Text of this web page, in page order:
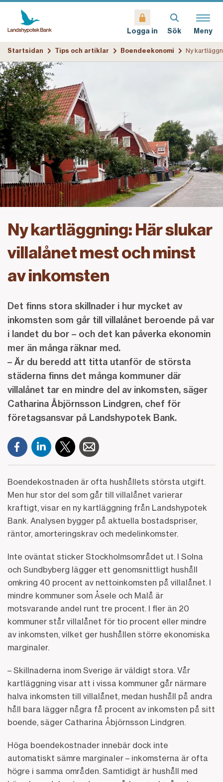
Logga in Sök Meny
Startsidan Tips och artiklar Boendeekonomi
Ny kartläggning: Här slukar
villalånet mest och minst
av inkomsten
Det finns stora skillnader i hur mycket av
inkomsten som går till villalånet beroende på var
i landet du bor – och det kan påverka ekonomin
mer än många räknar med.
– Är du beredd att titta utanför de största
städerna finns det många kommuner där
villalånet tar en mindre del av inkomsten, säger
Catharina Åbjörnsson Lindgren, chef för
företagsansvar på Landshypotek Bank.
Boendekostnaden är ofta hushållets största utgift.
Men hur stor del som går till villalånet varierar
kraftigt, visar en ny kartläggning från Landshypotek
Bank. Analysen bygger på aktuella bostadspriser,
räntor, amorteringskrav och medelinkomster.
Inte oväntat sticker Stockholmsområdet ut. I Solna
och Sundbyberg lägger ett genomsnittligt hushåll
omkring 40 procent av nettoinkomsten på villalånet. I
mindre kommuner som Åsele och Malå är
motsvarande andel runt tre procent. I fler än 20
kommuner står villalånet för tio procent eller mindre
av inkomsten, vilket ger hushållen större ekonomiska
marginaler.
– Skillnaderna inom Sverige är väldigt stora. Vår
kartläggning visar att i vissa kommuner går närmare
halva inkomsten till villalånet, medan hushåll på andra
håll bara lägger några få procent av inkomsten på sitt
boende, säger Catharina Åbjörnsson Lindgren.
Höga boendekostnader innebär dock inte
automatiskt sämre marginaler – inkomsterna är ofta
högre i samma områden. Samtidigt är hushåll med